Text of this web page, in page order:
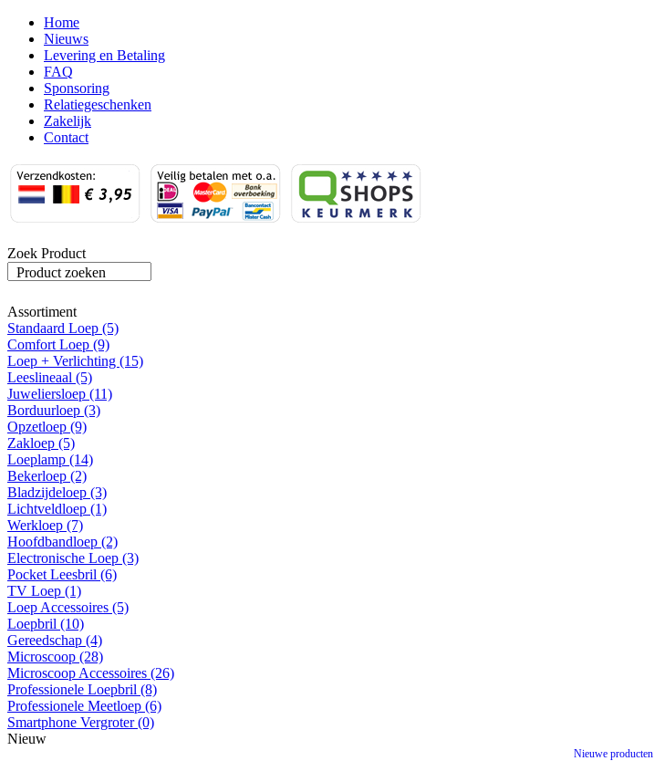
Home
Nieuws
Levering en Betaling
FAQ
Sponsoring
Relatiegeschenken
Zakelijk
Contact
Zoek Product
Product zoeken
Assortiment
Standaard Loep (5)
Comfort Loep (9)
Loep + Verlichting (15)
Leeslineaal (5)
Juweliersloep (11)
Borduurloep (3)
Opzetloep (9)
Zakloep (5)
Loeplamp (14)
Bekerloep (2)
Bladzijdeloep (3)
Lichtveldloep (1)
Werkloep (7)
Hoofdbandloep (2)
Electronische Loep (3)
Pocket Leesbril (6)
TV Loep (1)
Loep Accessoires (5)
Loepbril (10)
Gereedschap (4)
Microscoop (28)
Microscoop Accessoires (26)
Professionele Loepbril (8)
Professionele Meetloep (6)
Smartphone Vergroter (0)
Nieuw
Nieuwe producten